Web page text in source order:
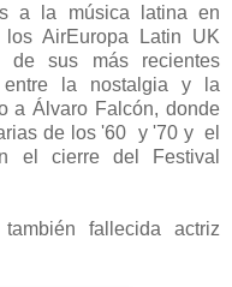
a la música latina en
AirEuropa Latin UK
de sus más recientes
entre la nostalgia y la
a Álvaro Falcón, donde
de los '60 y '70 y el
el cierre del Festival
fallecida actriz